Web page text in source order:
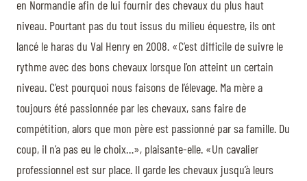
en Normandie afin de lui fournir des chevaux du plus haut
niveau. Pourtant pas du tout issus du milieu équestre, ils ont
lancé le haras du Val Henry en 2008. «C’est difficile de suivre le
rythme avec des bons chevaux lorsque l’on atteint un certain
niveau. C’est pourquoi nous faisons de l’élevage. Ma mère a
toujours été passionnée par les chevaux, sans faire de
compétition, alors que mon père est passionné par sa famille. Du
coup, il n’a pas eu le choix…», plaisante-elle. «Un cavalier
professionnel est sur place. Il garde les chevaux jusqu’à leurs